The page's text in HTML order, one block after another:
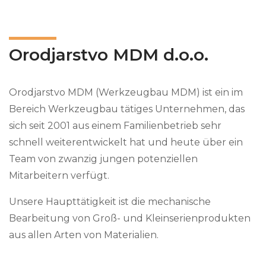
Orodjarstvo MDM d.o.o.
Orodjarstvo MDM (Werkzeugbau MDM) ist ein im
Bereich Werkzeugbau tätiges Unternehmen, das
sich seit 2001 aus einem Familienbetrieb sehr
schnell weiterentwickelt hat und heute über ein
Team von zwanzig jungen potenziellen
Mitarbeitern verfügt.
Unsere Haupttätigkeit ist die mechanische
Bearbeitung von Groß- und Kleinserienprodukten
aus allen Arten von Materialien.